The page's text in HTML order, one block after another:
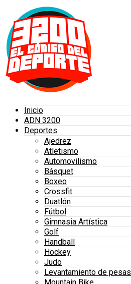
Inicio
ADN 3200
Deportes
Ajedrez
Atletismo
Automovilismo
Básquet
Boxeo
Crossfit
Duatlón
Fútbol
Gimnasia Artística
Golf
Handball
Hockey
Judo
Levantamiento de pesas